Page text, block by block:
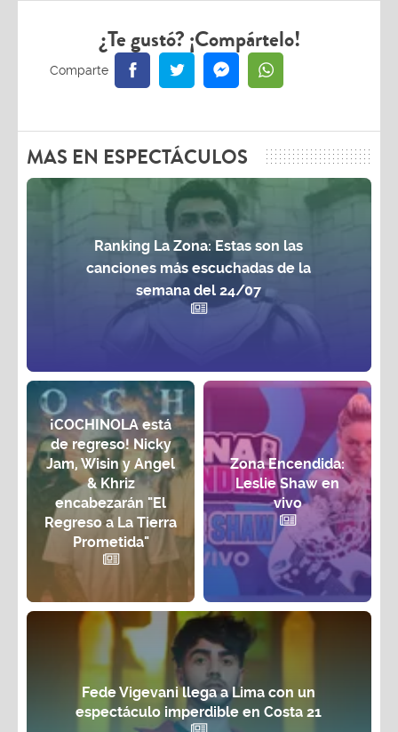
¿Te gustó? ¡Compártelo!
MAS EN ESPECTÁCULOS
Ranking La Zona: Estas son las
canciones más escuchadas de la
semana del 24/07
¡COCHINOLA está
de regreso! Nicky
Jam, Wisin y Angel
& Khriz
encabezarán "El
Regreso a La Tierra
Prometida"
Zona Encendida:
Leslie Shaw en
vivo
Fede Vigevani llega a Lima con un
espectáculo imperdible en Costa 21